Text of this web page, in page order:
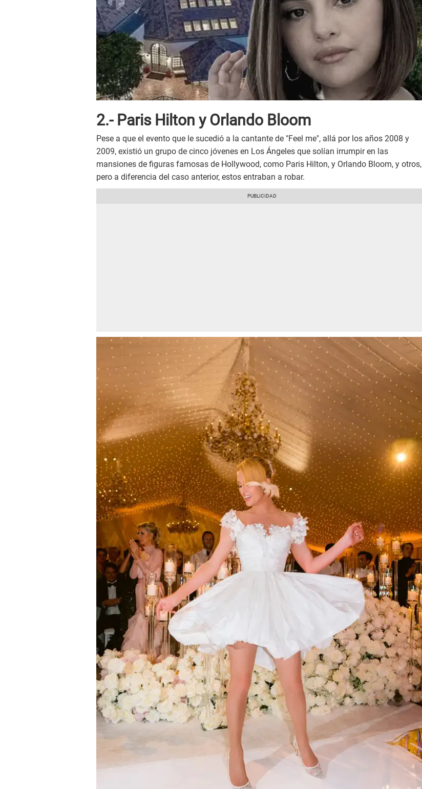
2.- Paris Hilton y Orlando Bloom
Pese a que el evento que le sucedió a la cantante de "Feel me", allá por los años 2008 y
2009, existió un grupo de cinco jóvenes en Los Ángeles que solían irrumpir en las
mansiones de figuras famosas de Hollywood, como Paris Hilton, y Orlando Bloom, y otros,
pero a diferencia del caso anterior, estos entraban a robar.